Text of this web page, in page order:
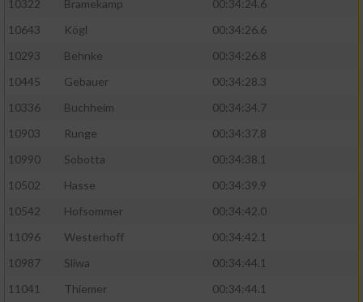
10322
Bramekamp
00:34:24.6
10643
Kögl
00:34:26.6
10293
Behnke
00:34:26.8
10445
Gebauer
00:34:28.3
10336
Buchheim
00:34:34.7
10903
Runge
00:34:37.8
10990
Sobotta
00:34:38.1
10502
Hasse
00:34:39.9
10542
Hofsommer
00:34:42.0
11096
Westerhoff
00:34:42.1
10987
Sliwa
00:34:44.1
11041
Thiemer 00:34:44.1